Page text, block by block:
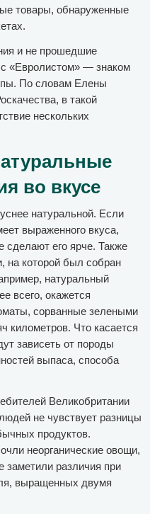
товары, обнаруженные
и не прошедшие
«Евролистом» — знаком
По словам Елены
в такой
нескольких
во вкусе
натуральной. Если
выраженного вкуса,
сделают его ярче. Также
на которой был собран
натуральный
всего, окажется
сорванные зелеными
километров. Что касается
зависеть от породы
выпаса, способа
Великобритании
не чувствует разницы
продуктов.
неорганические овощи,
заметили различия при
выращенных двумя